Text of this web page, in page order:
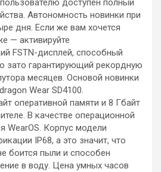
доступен полный
Автономность новинки при
дня. Если же вам хочется
— активируйте
FSTN-дисплей, способный
зато гарантирующий рекордную
месяцев. Основой новинки
Wear SD4100.
оперативной памяти и 8 Гбайт
В качестве операционной
WearOS. Корпус модели
IP68, а это значит, что
боится пыли и способен
в воду. Цена умных часов